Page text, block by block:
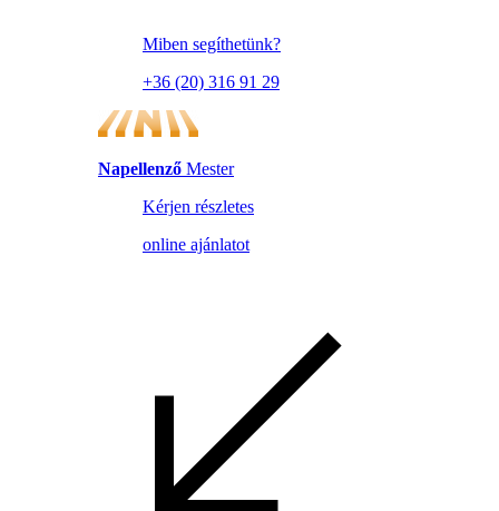
Miben segíthetünk?
+36 (20) 316 91 29
Napellenző Mester
Kérjen részletes
online ajánlatot